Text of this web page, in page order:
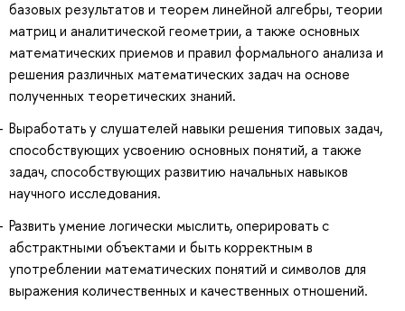
базовых результатов и теорем линейной алгебры, теории
матриц и аналитической геометрии, а также основных
математических приемов и правил формального анализа и
решения различных математических задач на основе
полученных теоретических знаний.
Выработать у слушателей навыки решения типовых задач,
способствующих усвоению основных понятий, а также
задач, способствующих развитию начальных навыков
научного исследования.
Развить умение логически мыслить, оперировать с
абстрактными объектами и быть корректным в
употреблении математических понятий и символов для
выражения количественных и качественных отношений.